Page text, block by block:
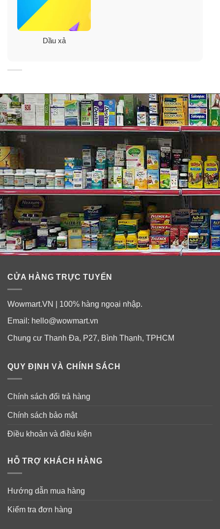
Dầu xả
CỬA HÀNG TRỰC TUYẾN
Wowmart.VN | 100% hàng ngoại nhập.
Email: hello@wowmart.vn
Chung cư Thanh Đa, P27, Bình Thạnh, TPHCM
QUY ĐỊNH VÀ CHÍNH SÁCH
Chính sách đổi trả hàng
Chính sách bảo mật
Điều khoản và điều kiện
HỖ TRỢ KHÁCH HÀNG
Hướng dẫn mua hàng
Kiểm tra đơn hàng